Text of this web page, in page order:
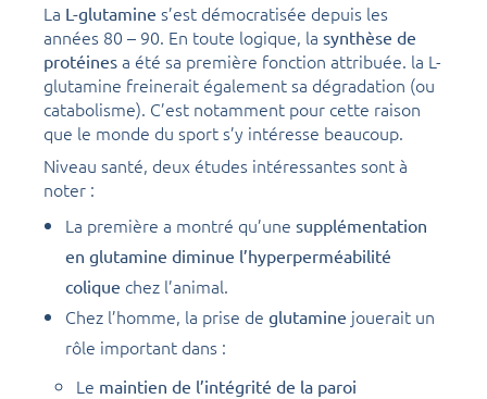
La L-glutamine s’est démocratisée depuis les
années 80 – 90. En toute logique, la synthèse de
protéines a été sa première fonction attribuée. la L-
glutamine freinerait également sa dégradation (ou
catabolisme). C’est notamment pour cette raison
que le monde du sport s’y intéresse beaucoup.
Niveau santé, deux études intéressantes sont à
noter :
La première a montré qu’une supplémentation
en glutamine diminue l’hyperperméabilité
colique chez l’animal.
Chez l’homme, la prise de glutamine jouerait un
rôle important dans :
Le maintien de l’intégrité de la paroi